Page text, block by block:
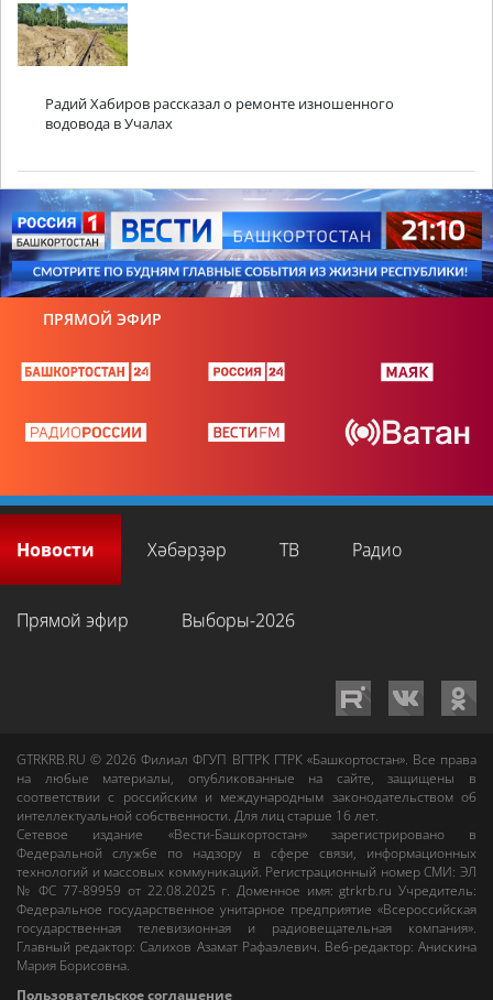
Радий Хабиров рассказал о ремонте изношенного
водовода в Учалах
ПРЯМОЙ ЭФИР
Новости Хәбәрҙәр ТВ Радио
Прямой эфир Выборы-2026
GTRKRB.RU © 2026Филиал ФГУП ВГТРК ГТРК «Башкортостан». Все права
на любые материалы, опубликованные на сайте, защищены в
соответствии с российским и международным законодательством об
интеллектуальной собственности. Для лиц старше 16 лет.
Сетевое издание «Вести-Башкортостан»зарегистрировано в
Федеральной службе по надзору в сфере связи, информационных
технологий и массовых коммуникаций. Регистрационный номер СМИ: ЭЛ
№ ФС 77-89959 от 22.08.2025 г. Доменное имя:gtrkrb.ru Учредитель:
Федеральное государственное унитарное предприятие «Всероссийская
государственная телевизионная и радиовещательная компания».
Главный редактор:Салихов Азамат Рафаэлевич. Веб-редактор:Анискина
Мария Борисовна.
Пользовательское соглашение